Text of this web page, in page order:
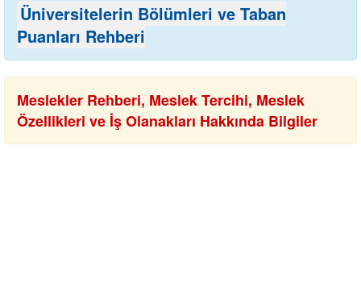
Üniversitelerin Bölümleri ve Taban
Puanları Rehberi
Meslekler Rehberi, Meslek Tercihi, Meslek
Özellikleri ve İş Olanakları Hakkında Bilgiler